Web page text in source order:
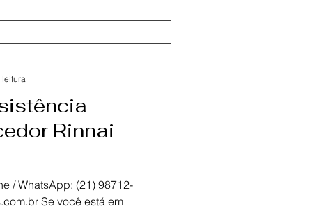
a eficiência e
Rinnai
(21) 98712-
leitura